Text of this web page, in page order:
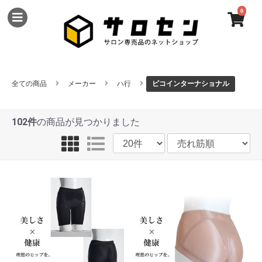
0
全ての商品 メーカー ハ行 ピコインターナショナル
102件の商品が見つかりました